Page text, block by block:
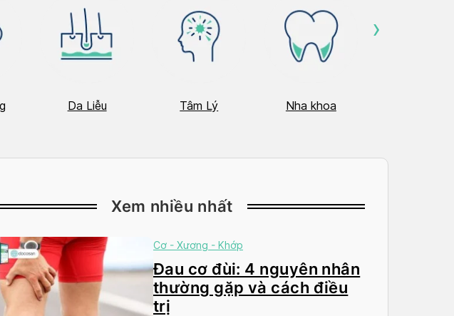
Da Liễu Tâm Lý Nha khoa
›
Xem nhiều nhất
Cơ - Xương - Khớp
Đau cơ đùi: 4 nguyên nhân
thường gặp và cách điều
trị